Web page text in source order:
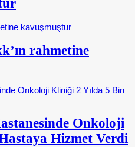
rahmetine
Onkoloji
Hizmet Verdi